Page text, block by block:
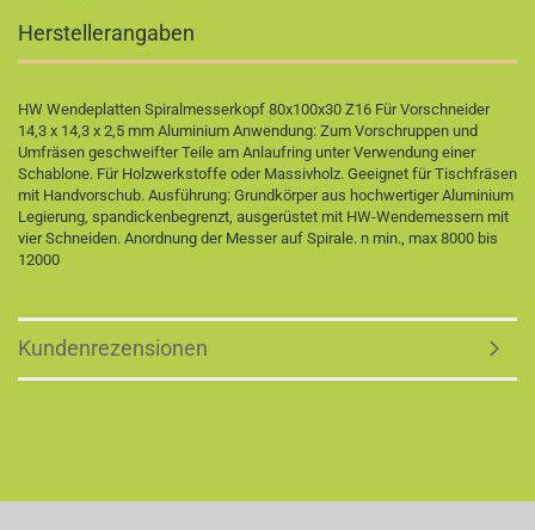
Herstellerangaben
HW Wendeplatten Spiralmesserkopf 80x100x30 Z16 Für Vorschneider
14,3 x 14,3 x 2,5 mm Aluminium Anwendung: Zum Vorschruppen und
Umfräsen geschweifter Teile am Anlaufring unter Verwendung einer
Schablone. Für Holzwerkstoffe oder Massivholz. Geeignet für Tischfräsen
mit Handvorschub. Ausführung: Grundkörper aus hochwertiger Aluminium
Legierung, spandickenbegrenzt, ausgerüstet mit HW-Wendemessern mit
vier Schneiden. Anordnung der Messer auf Spirale. n min., max 8000 bis
12000
Kundenrezensionen